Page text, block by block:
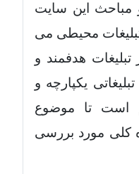
مباحث این سایت
محیطی می
هدفمند و
یکپارچه و
است تا موضوع
کلی مورد بررسی